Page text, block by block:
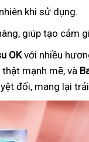
khi sử dụng.
giúp tạo cảm
OKvới nhiều
mạnh mẽ, và
đối, mang lại